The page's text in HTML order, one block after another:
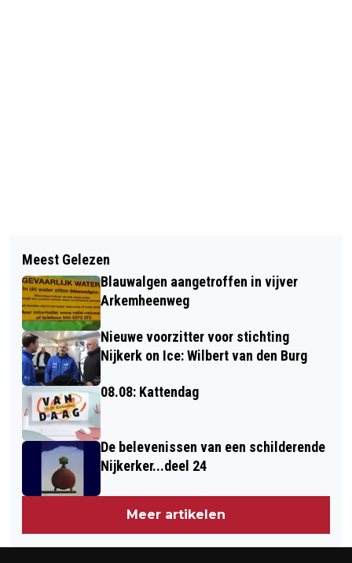
TWEE NIEUWE BESTUURSLEDEN VOOR
BIBLE LEAGUE NEDERLAND
MINDER INBRAKEN BIJ NIJKERKSE
BEDRIJVEN IN EERSTE KWARTAAL'26
Meest Gelezen
Blauwalgen aangetroffen in vijver
Arkemheenweg
Nieuwe voorzitter voor stichting
Nijkerk on Ice: Wilbert van den Burg
08.08: Kattendag
De belevenissen van een schilderende
Nijkerker...deel 24
Meer artikelen